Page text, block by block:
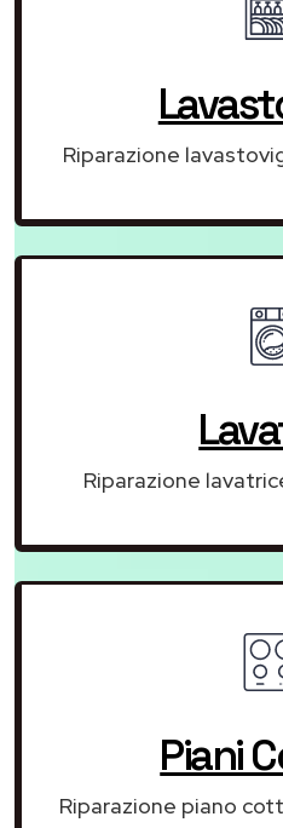
Riparazione
Riparazione
Piani
Riparazione piano